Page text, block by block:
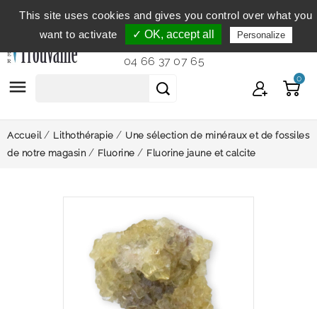
Service clientèle
du lundi au vendredi de 9h à 12h et
de 14h à 18h...
04 66 37 07 65
 0
Accueil Lithothérapie
Une sélection de minéraux et de fossiles
de notre magasin
Fluorine Fluorine jaune et calcite
This site uses cookies and gives you control over what you
want to activate
✓ OK, accept all Personalize